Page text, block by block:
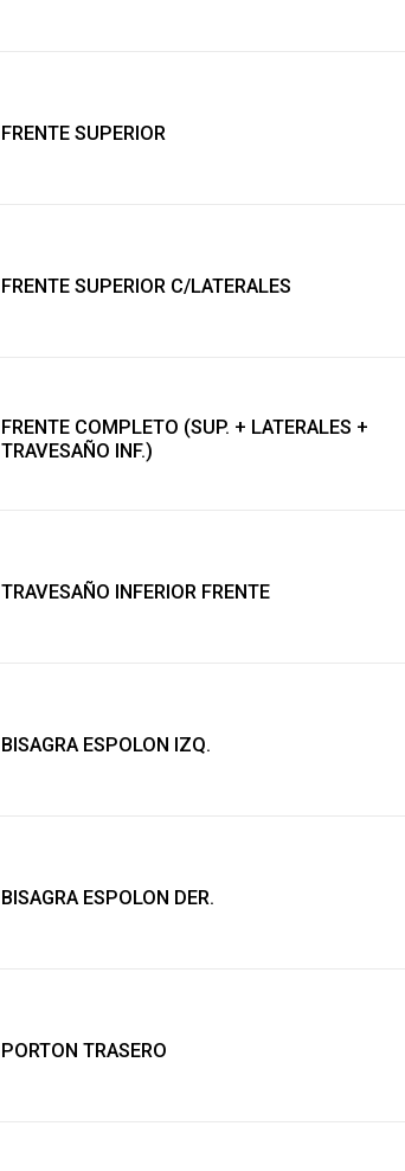
FRENTE SUPERIOR
FRENTE SUPERIOR C/LATERALES
FRENTE COMPLETO (SUP. + LATERALES +
TRAVESAÑO INF.)
TRAVESAÑO INFERIOR FRENTE
BISAGRA ESPOLON IZQ.
BISAGRA ESPOLON DER.
PORTON TRASERO